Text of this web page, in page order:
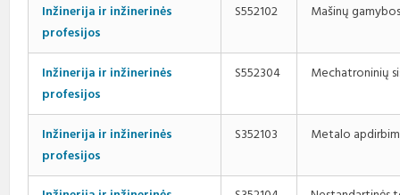
Inžinerija ir inžinerinės
profesijos
S552102 Mašinų
Inžinerija ir inžinerinės
profesijos
S552304 Mechatroninių
Inžinerija ir inžinerinės
profesijos
S352103 Metalo